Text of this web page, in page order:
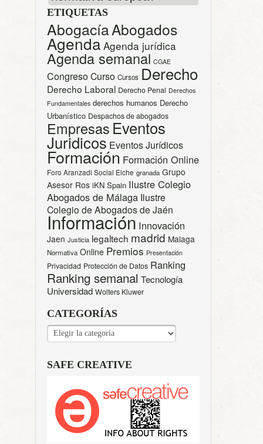
ETIQUETAS
AbogacíaAbogados
Agenda Agenda jurídica
Agenda semanal CGAE
CongresoCurso Cursos Derecho
Derecho Laboral Derecho Penal Derechos
Fundamentales derechos humanos Derecho
Urbanístico Despachos de abogados
Empresas Eventos
Juridicos Eventos Jurídicos
Formación Formación Online
Foro Aranzadi Social Elche granada Grupo
Asesor Ros iKN Spain Ilustre Colegio
Abogados de Málaga Ilustre
Colegio de Abogados de Jaén
Información Innovación
Jaen Justicia legaltech madrid Malaga
Normativa Online Premios Presentación
Privacidad Protección de Datos Ranking
Ranking semanal Tecnología
Universidad Wolters Kluwer
CATEGORÍAS
CATEGORÍAS
SAFE CREATIVE